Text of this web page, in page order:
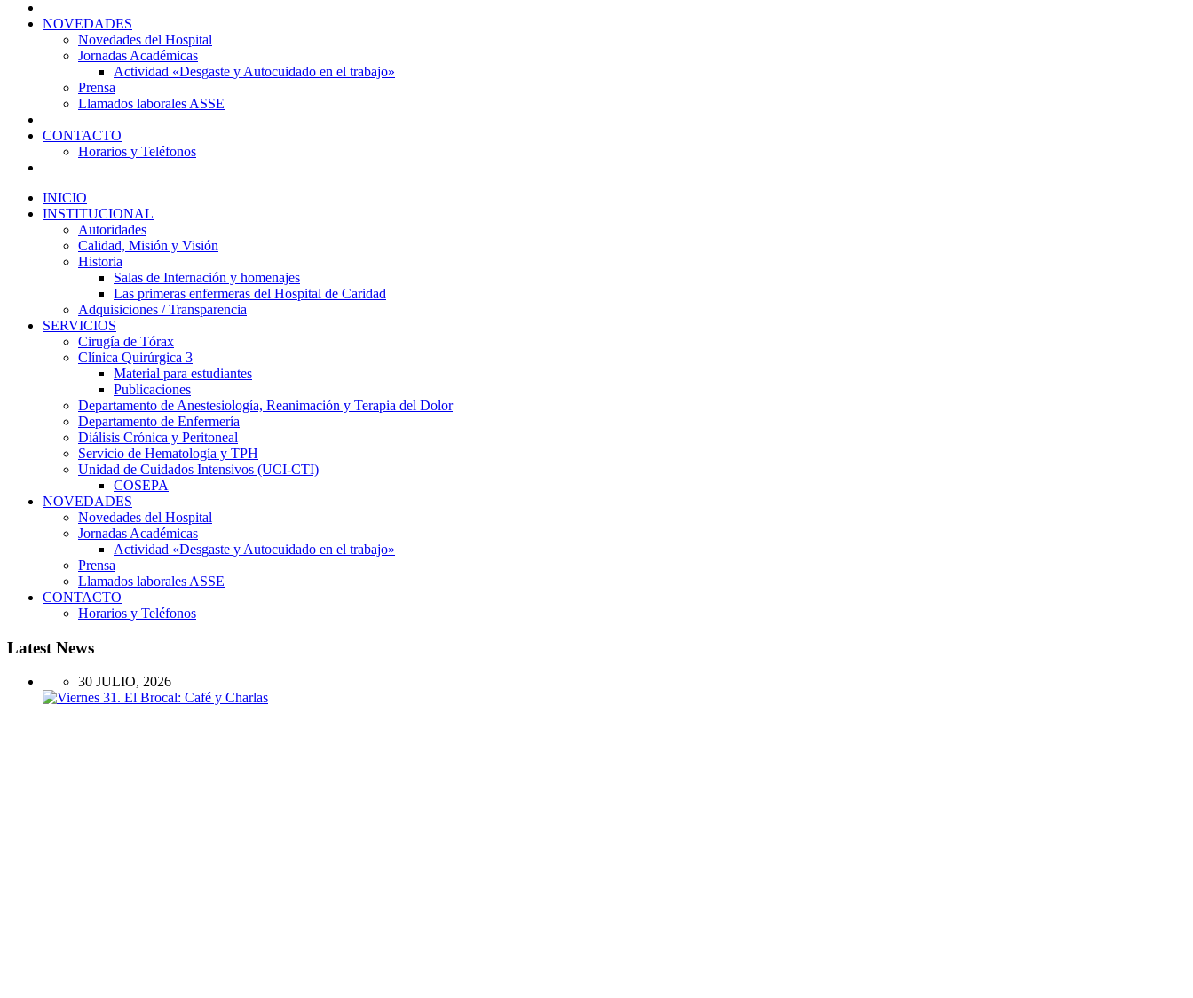
NOVEDADES
Novedades del Hospital
Jornadas Académicas
Actividad «Desgaste y Autocuidado en el trabajo»
Prensa
Llamados laborales ASSE
CONTACTO
Horarios y Teléfonos
INICIO
INSTITUCIONAL
Autoridades
Calidad, Misión y Visión
Historia
Salas de Internación y homenajes
Las primeras enfermeras del Hospital de Caridad
Adquisiciones / Transparencia
SERVICIOS
Cirugía de Tórax
Clínica Quirúrgica 3
Material para estudiantes
Publicaciones
Departamento de Anestesiología, Reanimación y Terapia del Dolor
Departamento de Enfermería
Diálisis Crónica y Peritoneal
Servicio de Hematología y TPH
Unidad de Cuidados Intensivos (UCI-CTI)
COSEPA
NOVEDADES
Novedades del Hospital
Jornadas Académicas
Actividad «Desgaste y Autocuidado en el trabajo»
Prensa
Llamados laborales ASSE
CONTACTO
Horarios y Teléfonos
Latest News
30 JULIO, 2026